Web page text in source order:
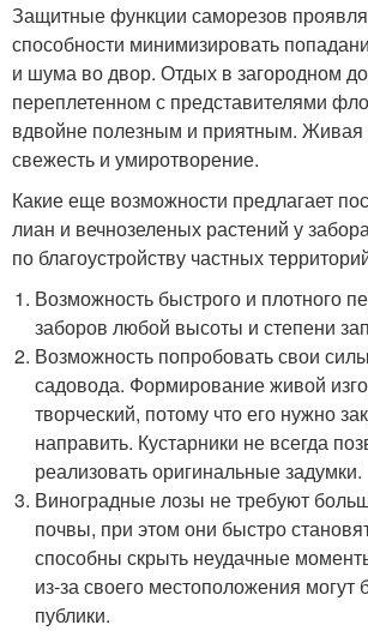
Защитные функции саморезов
способности минимизировать
и шума во двор. Отдых в загородном
переплетенном с представителями
вдвойне полезным и приятным. Живая
свежесть и умиротворение.
Какие еще возможности предлагает
лиан и вечнозеленых растений у
по благоустройству частных
Возможность быстрого и плотного
заборов любой высоты и степени
Возможность попробовать свои
садовода. Формирование живой
творческий, потому что его нужно
направить. Кустарники не всегда
реализовать оригинальные задумки.
Виноградные лозы не требуют
почвы, при этом они быстро
способны скрыть неудачные
из-за своего местоположения могут
публики.